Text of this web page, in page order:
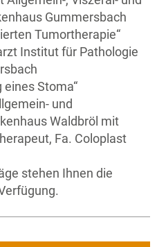
Gummersbach
Tumortherapie“
Institut für Pathologie
eines Stoma“
und
Waldbröl mit
Fa. Coloplast
stehen Ihnen die